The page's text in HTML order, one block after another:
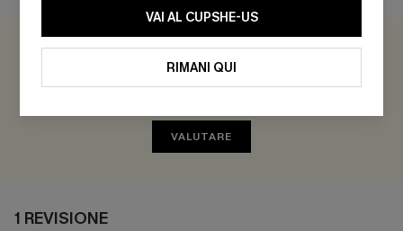
VALUTARE
1 REVISIONE
VAI AL CUPSHE-US
RIMANI QUI